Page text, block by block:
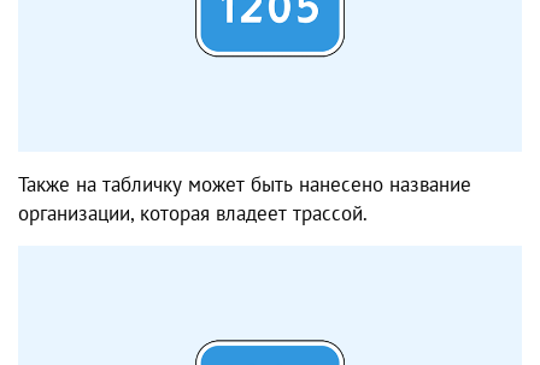
Также на табличку может быть нанесено название
организации, которая владеет трассой.